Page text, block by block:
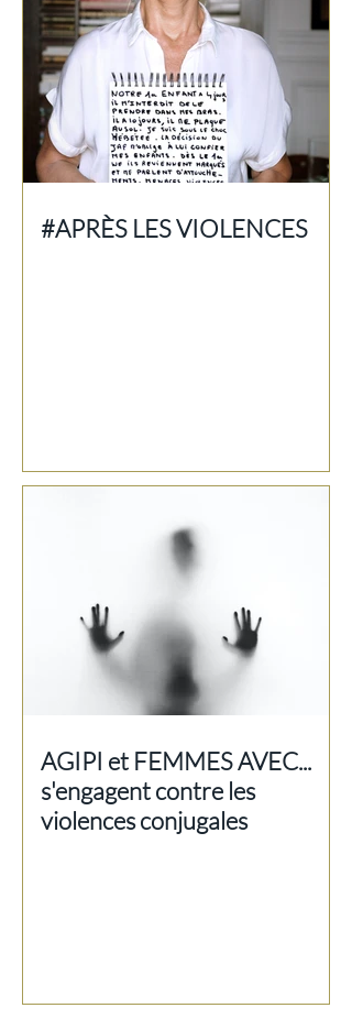
#APRÈS LES VIOLENCES
AGIPI et FEMMES AVEC...
s'engagent contre les
violences conjugales